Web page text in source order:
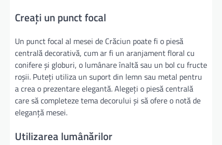
Creați un punct focal
Un punct focal al mesei de Crăciun poate fi o piesă
centrală decorativă, cum ar fi un aranjament floral cu
conifere și globuri, o lumânare înaltă sau un bol cu fructe
roșii. Puteți utiliza un suport din lemn sau metal pentru
a crea o prezentare elegantă. Alegeți o piesă centrală
care să completeze tema decorului și să ofere o notă de
eleganță mesei.
Utilizarea lumânărilor